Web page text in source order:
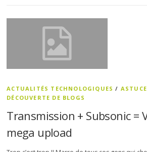
ACTUALITÉS TECHNOLOGIQUES /
DÉCOUVERTE DE BLOGS
Transmission + Subsonic =
mega upload